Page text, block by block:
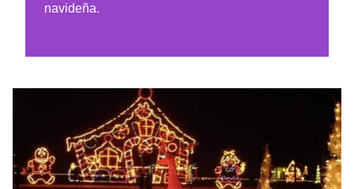
navideña.
Feria de luces navideñas